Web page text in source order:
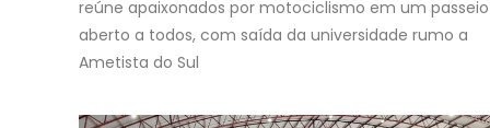
reúne apaixonados por motociclismo em um passeio
aberto a todos, com saída da universidade rumo a
Ametista do Sul